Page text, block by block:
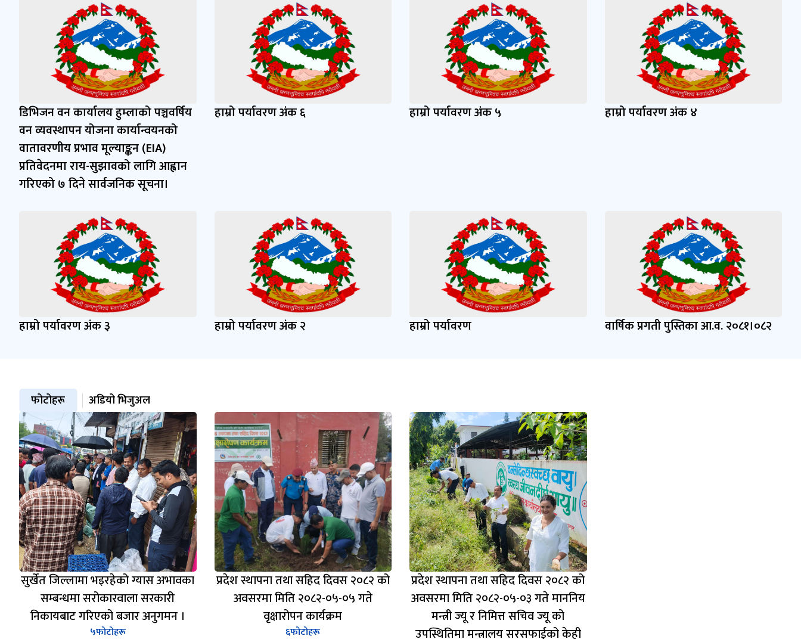
डिभिजन वन कार्यालय हुम्लाको पञ्चवर्षिय
वन व्यवस्थापन योजना कार्यान्वयनको
वातावरणीय प्रभाव मूल्याङ्कन (EIA)
प्रतिवेदनमा राय-सुझावको लागि आह्वान
गरिएको ७ दिने सार्वजनिक सूचना।
हाम्रो पर्यावरण अंक ६ हाम्रो पर्यावरण अंक ५ हाम्रो पर्यावरण अंक ४
हाम्रो पर्यावरण अंक ३ हाम्रो पर्यावरण अंक २ हाम्रो पर्यावरण वार्षिक प्रगती पुस्तिका आ.व. २०८१।०८२
फोटोहरू अडियो भिजुअल
सुर्खेत जिल्लामा भइरहेको ग्यास अभावका
सम्बन्धमा सरोकारवाला सरकारी
निकायबाट गरिएको बजार अनुगमन ।
५फोटोहरू
प्रदेश स्थापना तथा सहिद दिवस २०८२ को
अवसरमा मिति २०८२-०५-०५ गते
वृक्षारोपन कार्यक्रम
६फोटोहरू
प्रदेश स्थापना तथा सहिद दिवस २०८२ को
अवसरमा मिति २०८२-०५-०३ गते माननिय
मन्त्री ज्यू र निमित्त सचिव ज्यू को
उपस्थितिमा मन्त्रालय सरसफाईको केही